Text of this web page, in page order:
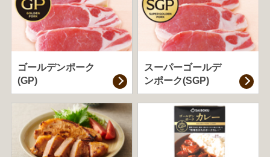
ゴールデンポーク
(GP)
スーパーゴールデ
ンポーク(SGP)